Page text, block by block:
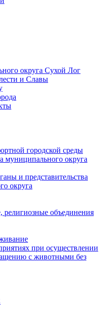
округа Сухой Лог
и Славы
городской среды
муниципального округа
и представительства
округа
объединения
при осуществлении
с животными без